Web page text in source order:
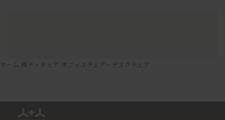
ホーム 椅子・チェア オフィスチェア・デスクチェア